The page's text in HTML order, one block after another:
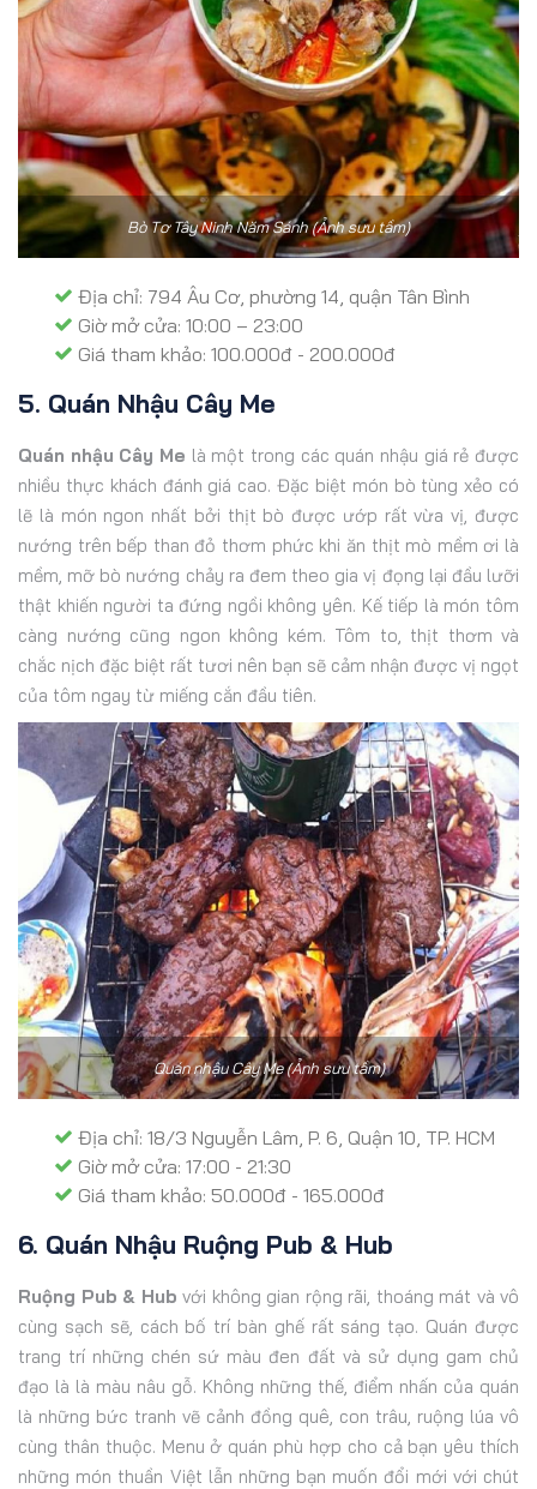
Bò Tơ Tây Ninh Năm Sánh (Ảnh sưu tầm)
Địa chỉ: 794 Âu Cơ, phường 14, quận Tân Bình
Giờ mở cửa: 10:00 – 23:00
Giá tham khảo: 100.000đ - 200.000đ
5. Quán Nhậu Cây Me
Quán nhậu Cây Me là một trong các quán nhậu giá rẻ được
nhiều thực khách đánh giá cao. Đặc biệt món bò tùng xẻo có
lẽ là món ngon nhất bởi thịt bò được ướp rất vừa vị, được
nướng trên bếp than đỏ thơm phức khi ăn thịt mò mềm ơi là
mềm, mỡ bò nướng chảy ra đem theo gia vị đọng lại đầu lưỡi
thật khiến người ta đứng ngồi không yên. Kế tiếp là món tôm
càng nướng cũng ngon không kém. Tôm to, thịt thơm và
chắc nịch đặc biệt rất tươi nên bạn sẽ cảm nhận được vị ngọt
của tôm ngay từ miếng cắn đầu tiên.
Quán nhậu Cây Me (Ảnh sưu tầm)
Địa chỉ: 18/3 Nguyễn Lâm, P. 6, Quận 10, TP. HCM
Giờ mở cửa: 17:00 - 21:30
Giá tham khảo: 50.000đ - 165.000đ
6. Quán Nhậu Ruộng Pub & Hub
Ruộng Pub & Hub với không gian rộng rãi, thoáng mát và vô
cùng sạch sẽ, cách bố trí bàn ghế rất sáng tạo. Quán được
trang trí những chén sứ màu đen đất và sử dụng gam chủ
đạo là là màu nâu gỗ. Không những thế, điểm nhấn của quán
là những bức tranh vẽ cảnh đồng quê, con trâu, ruộng lúa vô
cùng thân thuộc. Menu ở quán phù hợp cho cả bạn yêu thích
những món thuần Việt lẫn những bạn muốn đổi mới với chút